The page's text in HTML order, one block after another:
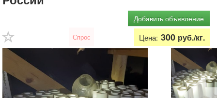
Добавить объявление
Спрос Цена: 300 руб./кг.